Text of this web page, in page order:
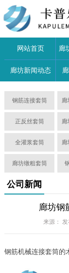
网站首页 廊
廊坊新闻动态
钢筋连接套筒 廊
正反丝套筒 廊
全灌浆套筒 廊
廊坊镦粗套筒
公司新闻
廊坊钢
来源： 发
钢筋机械连接套筒的